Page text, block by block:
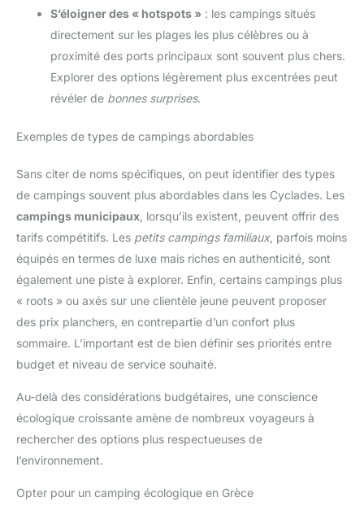
S’éloigner des « hotspots » : les campings situés
directement sur les plages les plus célèbres ou à
proximité des ports principaux sont souvent plus chers.
Explorer des options légèrement plus excentrées peut
révéler de bonnes surprises.
Exemples de types de campings abordables
Sans citer de noms spécifiques, on peut identifier des types
de campings souvent plus abordables dans les Cyclades. Les
campings municipaux , lorsqu’ils existent, peuvent offrir des
tarifs compétitifs. Les petits campings familiaux, parfois moins
équipés en termes de luxe mais riches en authenticité, sont
également une piste à explorer. Enfin, certains campings plus
« roots » ou axés sur une clientèle jeune peuvent proposer
des prix planchers, en contrepartie d’un confort plus
sommaire. L’important est de bien définir ses priorités entre
budget et niveau de service souhaité.
Au-delà des considérations budgétaires, une conscience
écologique croissante amène de nombreux voyageurs à
rechercher des options plus respectueuses de
l’environnement.
Opter pour un camping écologique en Grèce